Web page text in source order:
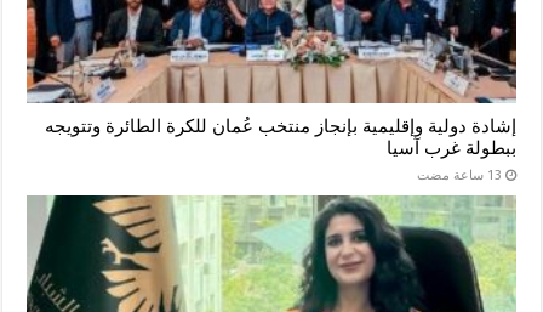
إشادة دولية وإقليمية بإنجاز منتخب عُمان للكرة الطائرة وتتويجه
ببطولة غرب آسيا